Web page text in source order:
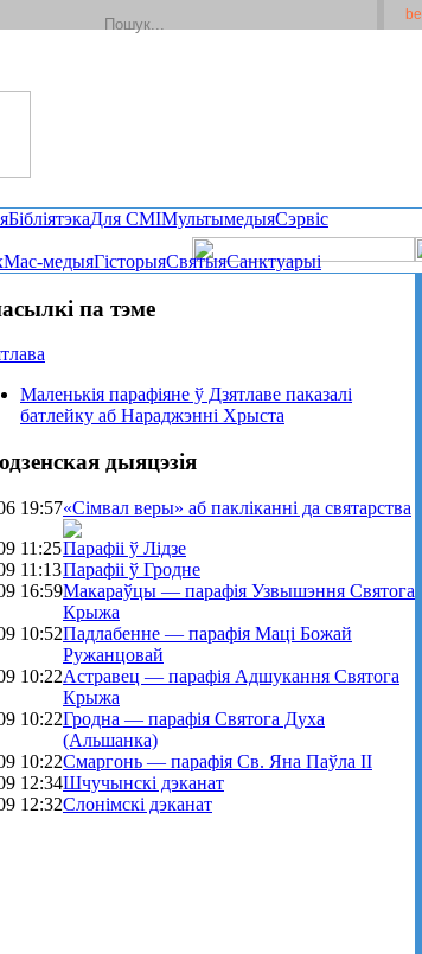
be
БібліятэкаДля СМІМультымедыяСэрвіс
Мас-медыяГісторыяСвятыяСанктуарыі
па тэме
Маленькія парафіяне ў Дзятлаве паказалі
батлейку аб Нараджэнні Хрыста
дыяцэзія
19:57«Сімвал веры» аб пакліканні да святарства
11:25Парафіі ў Лідзе
11:13Парафіі ў Гродне
16:59Макараўцы — парафія Узвышэння Святога
Крыжа
10:52Падлабенне — парафія Маці Божай
Ружанцовай
10:22Астравец — парафія Адшукання Святога
Крыжа
10:22Гродна — парафія Святога Духа
(Альшанка)
10:22Смаргонь — парафія Св. Яна Паўла II
12:34Шчучынскі дэканат
12:32Слонімскі дэканат